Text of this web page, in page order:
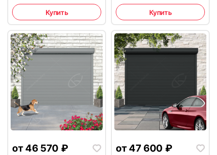
15 16
17 18
Купить Купить
от 46 570 ₽ от 47 600 ₽